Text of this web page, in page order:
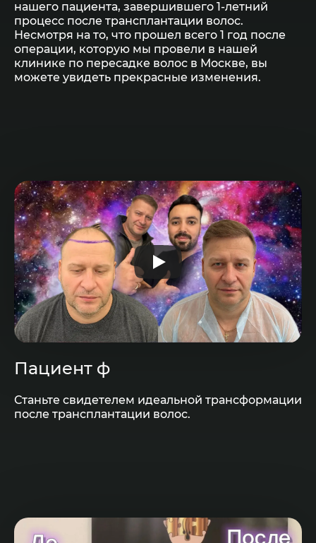
нашего пациента, завершившего 1-летний
процесс после трансплантации волос.
Несмотря на то, что прошел всего 1 год после
операции, которую мы провели в нашей
клинике по пересадке волос в Москве, вы
можете увидеть прекрасные изменения.
Пациент ф
Станьте свидетелем идеальной трансформации
после трансплантации волос.